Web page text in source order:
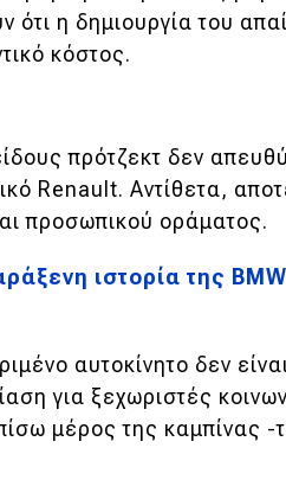
ότι η δημιουργία του
κόστος.
πρότζεκτ δεν
Renault. Αντίθετα,
προσωπικού οράματος.
ιστορία της
αυτοκίνητο δεν
για ξεχωριστές
μέρος της καμπίνας -